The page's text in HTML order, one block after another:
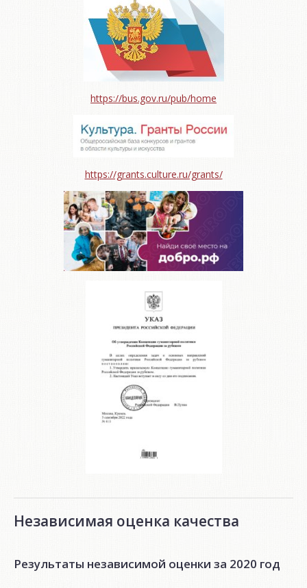
https://bus.gov.ru/pub/home
https://grants.culture.ru/grants/
Независимая оценка качества
Результаты независимой оценки за 2020 год